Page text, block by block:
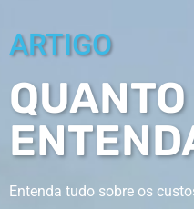
ARTIGO
Entenda tudo sobre os